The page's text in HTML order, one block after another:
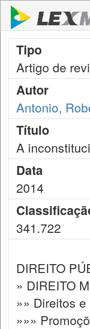
Tipo
Artigo de
Autor
Antonio,
Título
A
Data
2014
341.722
DIREITO
» DIREITO
»» Direitos
»»»